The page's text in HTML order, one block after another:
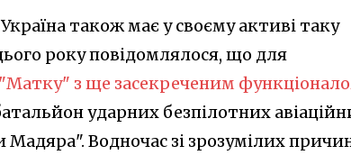
також має у своєму активі таку
року повідомлялося, що для
з ще засекреченим
ударних безпілотних
Водночас зі зрозумілих